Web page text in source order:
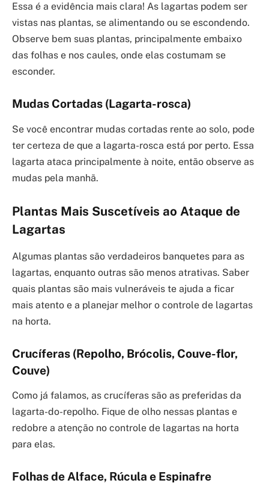
Essa é a evidência mais clara! As lagartas podem ser
vistas nas plantas, se alimentando ou se escondendo.
Observe bem suas plantas, principalmente embaixo
das folhas e nos caules, onde elas costumam se
esconder.
Mudas Cortadas (Lagarta-rosca)
Se você encontrar mudas cortadas rente ao solo, pode
ter certeza de que a lagarta-rosca está por perto. Essa
lagarta ataca principalmente à noite, então observe as
mudas pela manhã.
Plantas Mais Suscetíveis ao Ataque de
Lagartas
Algumas plantas são verdadeiros banquetes para as
lagartas, enquanto outras são menos atrativas. Saber
quais plantas são mais vulneráveis te ajuda a ficar
mais atento e a planejar melhor o controle de lagartas
na horta.
Crucíferas (Repolho, Brócolis, Couve-flor,
Couve)
Como já falamos, as crucíferas são as preferidas da
lagarta-do-repolho. Fique de olho nessas plantas e
redobre a atenção no controle de lagartas na horta
para elas.
Folhas de Alface, Rúcula e Espinafre